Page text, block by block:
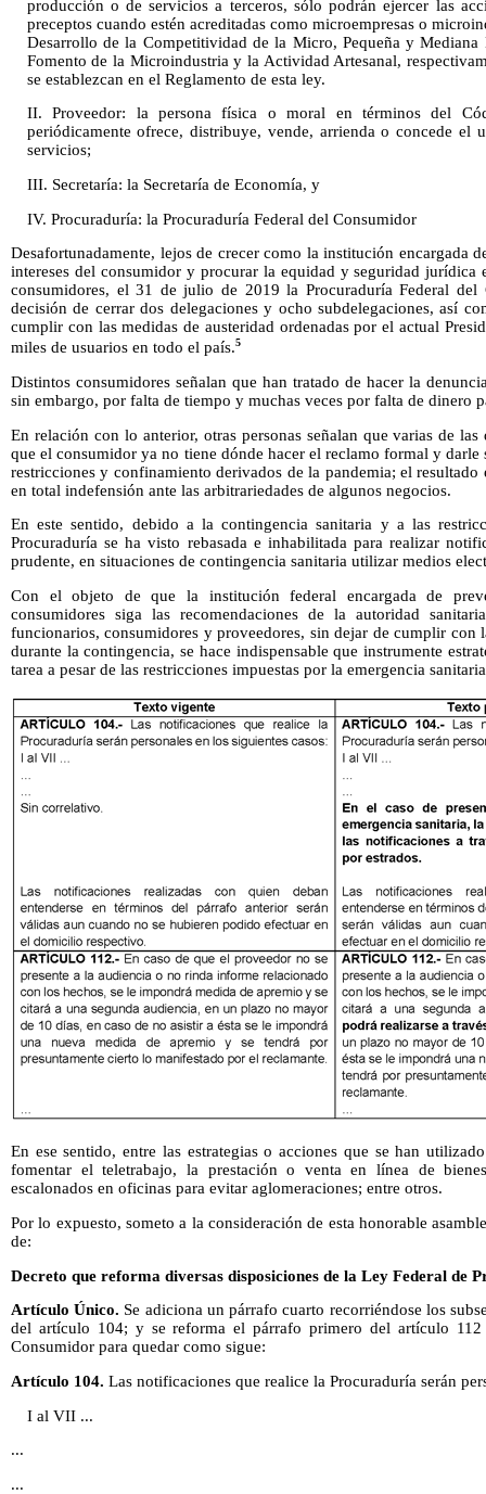
producción o de servicios a terceros, sólo podrán ejercer las
preceptos cuando estén acreditadas como microempresas o
Desarrollo de la Competitividad de la Micro, Pequeña y
Fomento de la Microindustria y la Actividad Artesanal,
se establezcan en el Reglamento de esta ley.
II. Proveedor: la persona física o moral en términos del
periódicamente ofrece, distribuye, vende, arrienda o concede el
servicios;
III. Secretaría: la Secretaría de Economía, y
IV. Procuraduría: la Procuraduría Federal del Consumidor
Desafortunadamente, lejos de crecer como la institución encargada
intereses del consumidor y procurar la equidad y seguridad jurídica
consumidores, el 31 de julio de 2019 la Procuraduría Federal del
decisión de cerrar dos delegaciones y ocho subdelegaciones, así
cumplir con las medidas de austeridad ordenadas por el actual
miles de usuarios en todo el país.5
Distintos consumidores señalan que han tratado de hacer la
sin embargo, por falta de tiempo y muchas veces por falta de dinero
En relación con lo anterior, otras personas señalan que varias de
que el consumidor ya no tiene dónde hacer el reclamo formal y
restricciones y confinamiento derivados de la pandemia; el resultado
en total indefensión ante las arbitrariedades de algunos negocios.
En este sentido, debido a la contingencia sanitaria y a las
Procuraduría se ha visto rebasada e inhabilitada para realizar
prudente, en situaciones de contingencia sanitaria utilizar medios
Con el objeto de que la institución federal encargada de
consumidores siga las recomendaciones de la autoridad
funcionarios, consumidores y proveedores, sin dejar de cumplir con
durante la contingencia, se hace indispensable que instrumente
tarea a pesar de las restricciones impuestas por la emergencia
En ese sentido, entre las estrategias o acciones que se han
fomentar el teletrabajo, la prestación o venta en línea de
escalonados en oficinas para evitar aglomeraciones; entre otros.
Por lo expuesto, someto a la consideración de esta honorable
de:
Decreto que reforma diversas disposiciones de la Ley Federal de
Artículo Único. Se adiciona un párrafo cuarto recorriéndose los
del artículo 104; y se reforma el párrafo primero del artículo
Consumidor para quedar como sigue:
Artículo 104. Las notificaciones que realice la Procuraduría serán
I al VII ...
...
...